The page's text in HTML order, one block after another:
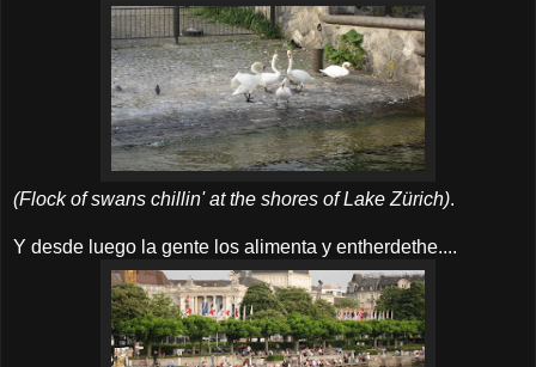
(Flock of swans chillin' at the shores of Lake Zürich).
Y desde luego la gente los alimenta y entherdethe....